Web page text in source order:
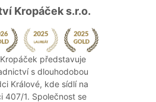
Kropáček s.r.o.
představuje
s dlouhodobou
Králové, kde sídlí na
407/1. Společnost se